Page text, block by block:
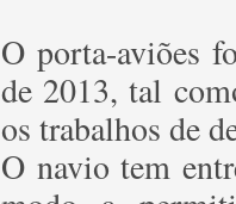
O porta-aviões
de 2013, tal
os trabalhos de
O navio tem